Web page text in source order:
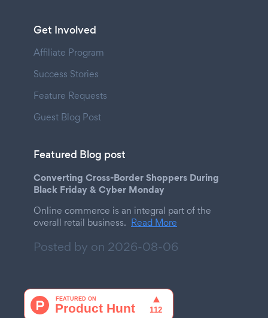
Get Involved
Affiliate Program
Success Stories
Feature Requests
Guest Blog Post
Featured Blog post
Converting Cross-Border Shoppers During
Black Friday & Cyber Monday
Online commerce is an integral part of the
overall retail business. Read More
Posted by on 2026-08-06